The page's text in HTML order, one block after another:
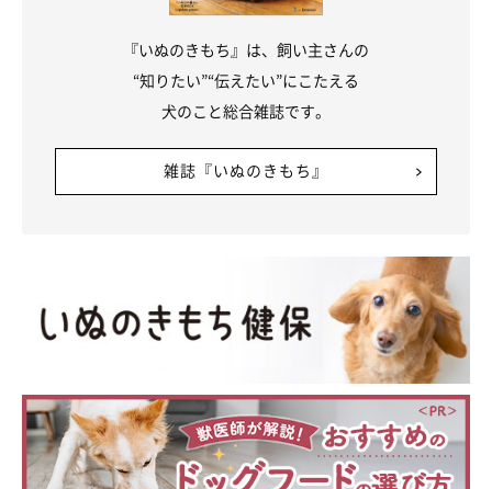
6才を迎えてケーキでお祝いしてもらうみぃるくん
@meel__Husky
『いぬのきもち』は、飼い主さんの
“知りたい”“伝えたい”にこたえる
犬のこと総合雑誌です。
雑誌『いぬのきもち』